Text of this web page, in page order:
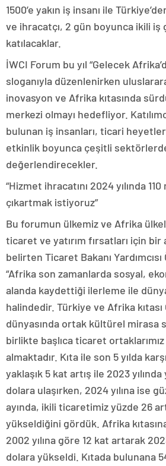
1500’e yakın iş insanı ile
ve ihracatçı, 2 gün boyunca ikili
katılacaklar.
İWCI Forum bu yıl “Gelecek
sloganıyla düzenlenirken
inovasyon ve Afrika kıtasında
merkezi olmayı hedefliyor.
bulunan iş insanları, ticari
etkinlik boyunca çeşitli
değerlendirecekler.
“Hizmet ihracatını 2024 yılında
çıkartmak istiyoruz”
Bu forumun ülkemiz ve Afrika
ticaret ve yatırım fırsatları için
belirten Ticaret Bakanı
“Afrika son zamanlarda sosyal,
alanda kaydettiği ilerleme ile
halindedir. Türkiye ve Afrika
dünyasında ortak kültürel mirasa
birlikte başlıca ticaret
almaktadır. Kıta ile son 5 yılda
yaklaşık 5 kat artış ile 2023
dolara ulaşırken, 2024 yılına ise
ayında, ikili ticaretimiz yüzde 26
yükseldiğini gördük. Afrika
2002 yılına göre 12 kat artarak
dolara yükseldi. Kıtada bulunana